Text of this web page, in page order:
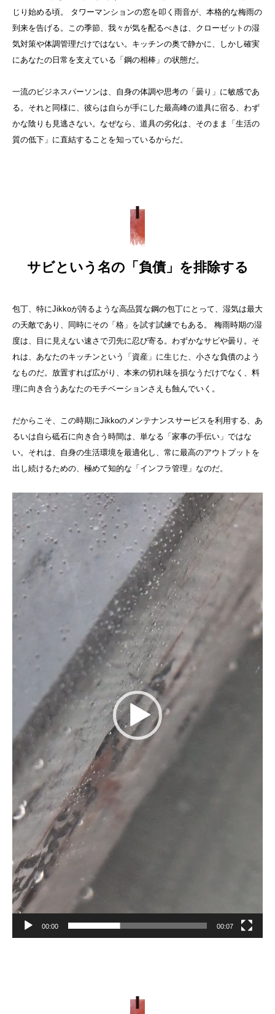
じり始める頃。 タワーマンションの窓を叩く雨音が、本格的な梅雨の
到来を告げる。この季節、我々が気を配るべきは、クローゼットの湿
気対策や体調管理だけではない。キッチンの奥で静かに、しかし確実
にあなたの日常を支えている「鋼の相棒」の状態だ。
一流のビジネスパーソンは、自身の体調や思考の「曇り」に敏感であ
る。それと同様に、彼らは自らが手にした最高峰の道具に宿る、わず
かな陰りも見逃さない。なぜなら、道具の劣化は、そのまま「生活の
質の低下」に直結することを知っているからだ。
サビという名の「負債」を排除する
包丁、特にJikkoが誇るような高品質な鋼の包丁にとって、湿気は最大
の天敵であり、同時にその「格」を試す試練でもある。 梅雨時期の湿
度は、目に見えない速さで刃先に忍び寄る。わずかなサビや曇り。そ
れは、あなたのキッチンという「資産」に生じた、小さな負債のよう
なものだ。放置すれば広がり、本来の切れ味を損なうだけでなく、料
理に向き合うあなたのモチベーションさえも蝕んでいく。
だからこそ、この時期にJikkoのメンテナンスサービスを利用する、あ
るいは自ら砥石に向き合う時間は、単なる「家事の手伝い」ではな
い。それは、自身の生活環境を最適化し、常に最高のアウトプットを
出し続けるための、極めて知的な「インフラ管理」なのだ。
プ
ー
ヤ
00:00 00:07